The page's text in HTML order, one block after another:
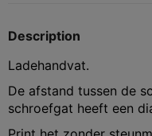
Description
Ladehandvat.
De afstand tussen de
schroefgat heeft een